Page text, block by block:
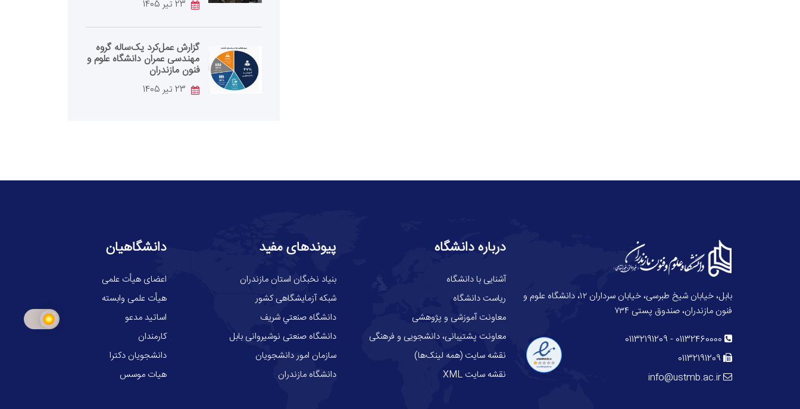
گزارش عمل‌کرد یک‌ساله گروه
مهندسی عمران دانشگاه علوم و
فنون مازندران
بابل، خیابان شیخ طبرسی، خیابان سرداران ۱۲، دانشگاه علوم و
فنون مازندران، صندوق پستی ۷۳۴
01132460000
-
01132191209
01132191209
info@ustmb.ac.ir
درباره دانشگاه
آشنایی با دانشگاه
ریاست دانشگاه
معاونت آموزشی و پژوهشی
معاونت پشتیبانی، دانشجویی و فرهنگی
نقشه سایت (همه لینک‌ها)
نقشه سایت XML
پیوندهای مفید
بنیاد نخبگان استان مازندران
شبکه آزمایشگاهی کشور
دانشگاه صنعتي شريف
دانشگاه صنعتی نوشیروانی بابل
سازمان امور دانشجویان
دانشگاه مازندران
دانشگاهیان
اعضای هیأت علمی
هیأت علمی وابسته
اساتید مدعو
کارمندان
دانشجویان دکترا
هیات موسس